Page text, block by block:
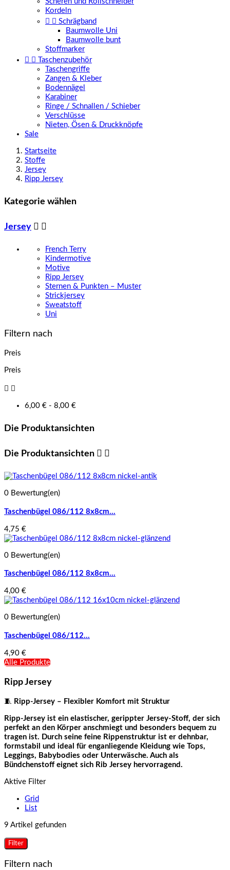
Kordeln
  Schrägband
Baumwolle Uni
Baumwolle bunt
Stoffmarker
 
Taschenzubehör
Taschengriffe
Zangen & Kleber
Bodennägel
Karabiner
Ringe / Schnallen / Schieber
Verschlüsse
Nieten, Ösen & Druckknöpfe
Sale
Startseite
Stoffe
Jersey
Ripp Jersey
Kategorie wählen
Jersey  
French Terry
Kindermotive
Motive
Ripp Jersey
Sternen & Punkten – Muster
Strickjersey
Sweatstoff
Uni
Filtern nach
Preis
Preis
6,00 € - 8,00 €
Die Produktansichten
Die Produktansichten  
0 Bewertung(en)
Taschenbügel 086/112 8x8cm...
4,75 €
0 Bewertung(en)
Taschenbügel 086/112 8x8cm...
4,00 €
0 Bewertung(en)
Taschenbügel 086/112...
4,90 €
Alle Produkte
Ripp Jersey
🧵 Ripp-Jersey – Flexibler Komfort mit Struktur
Ripp-Jersey ist ein elastischer, gerippter Jersey-Stoff, der sich
perfekt an den Körper anschmiegt und besonders bequem zu
tragen ist. Durch seine feine Rippenstruktur ist er dehnbar,
formstabil und ideal für enganliegende Kleidung wie Tops,
Leggings, Babybodies oder Unterwäsche. Auch als
Bündchenstoff eignet sich Rib Jersey hervorragend.
Aktive Filter
Grid
List
9 Artikel gefunden
Filter
Filtern nach